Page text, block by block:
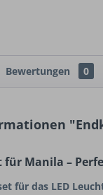
Bewertungen 0
für Manila –
für das LED